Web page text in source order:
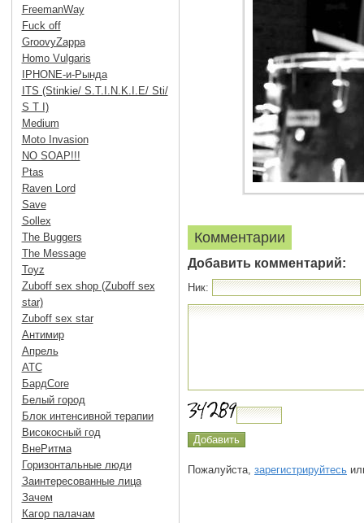
Комментарии
Добавить комментарий:
Ник:
Пожалуйста, зарегистрируйтесь
FreemanWay
Fuck off
GroovyZappa
Homo Vulgaris
IPHONE-и-Рында
ITS (Stinkie/ S.T.I.N.K.I.E/ Sti/
S T I)
Medium
Moto Invasion
NO SOAP!!!
Ptas
Raven Lord
Save
Sollex
The Buggers
The Message
Toyz
Zuboff sex shop (Zuboff sex
star)
Zuboff sex star
Антимир
Апрель
АТС
БардCore
Белый город
Блок интенсивной терапии
Високосный год
ВнеРитма
Горизонтальные люди
Заинтересованные лица
Зачем
Кагор палачам